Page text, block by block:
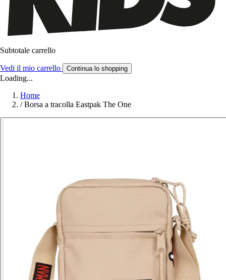
Subtotale carrello
Vedi il mio carrello Continua lo shopping
Loading...
Home
/ Borsa a tracolla Eastpak The One